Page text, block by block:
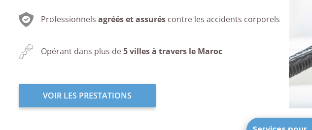
Professionnels agréés et assurés contre les accidents corporels
Opérant dans plus de5 villes à travers le Maroc
VOIR LES PRESTATIONS